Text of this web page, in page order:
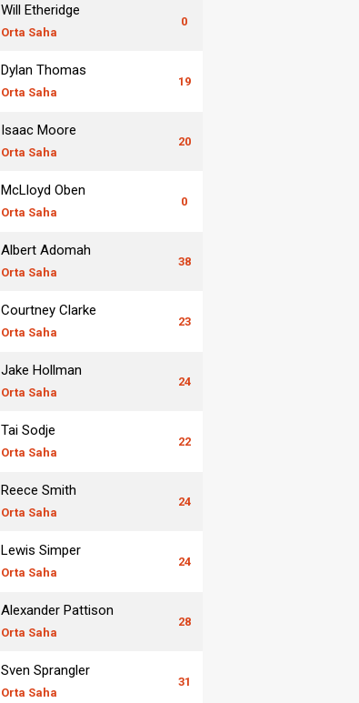
Will Etheridge
Orta Saha
0
Dylan Thomas
Orta Saha
19
Isaac Moore
Orta Saha
20
McLloyd Oben
Orta Saha
0
Albert Adomah
Orta Saha
38
Courtney Clarke
Orta Saha
23
Jake Hollman
Orta Saha
24
Tai Sodje
Orta Saha
22
Reece Smith
Orta Saha
24
Lewis Simper
Orta Saha
24
Alexander Pattison
Orta Saha
28
Sven Sprangler
Orta Saha
31